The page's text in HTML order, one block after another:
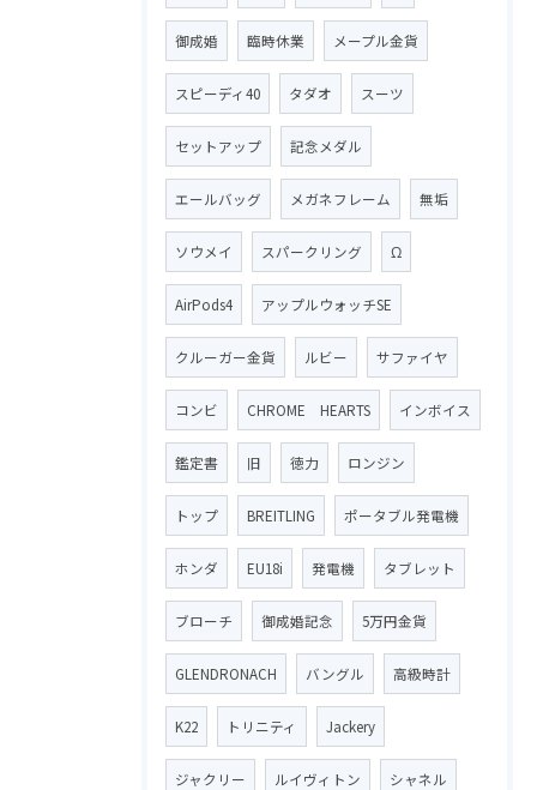
御成婚 臨時休業 メープル金貨
スピーディ40 タダオ スーツ
セットアップ 記念メダル
エールバッグ メガネフレーム 無垢
ソウメイ スパークリング Ω
AirPods4 アップルウォッチSE
クルーガー金貨 ルビー サファイヤ
コンビ CHROME HEARTS インボイス
鑑定書 旧 徳力 ロンジン
トップ BREITLING ポータブル発電機
ホンダ EU18i 発電機 タブレット
ブローチ 御成婚記念 5万円金貨
GLENDRONACH バングル 高級時計
K22 トリニティ Jackery
ジャクリー ルイヴィトン シャネル